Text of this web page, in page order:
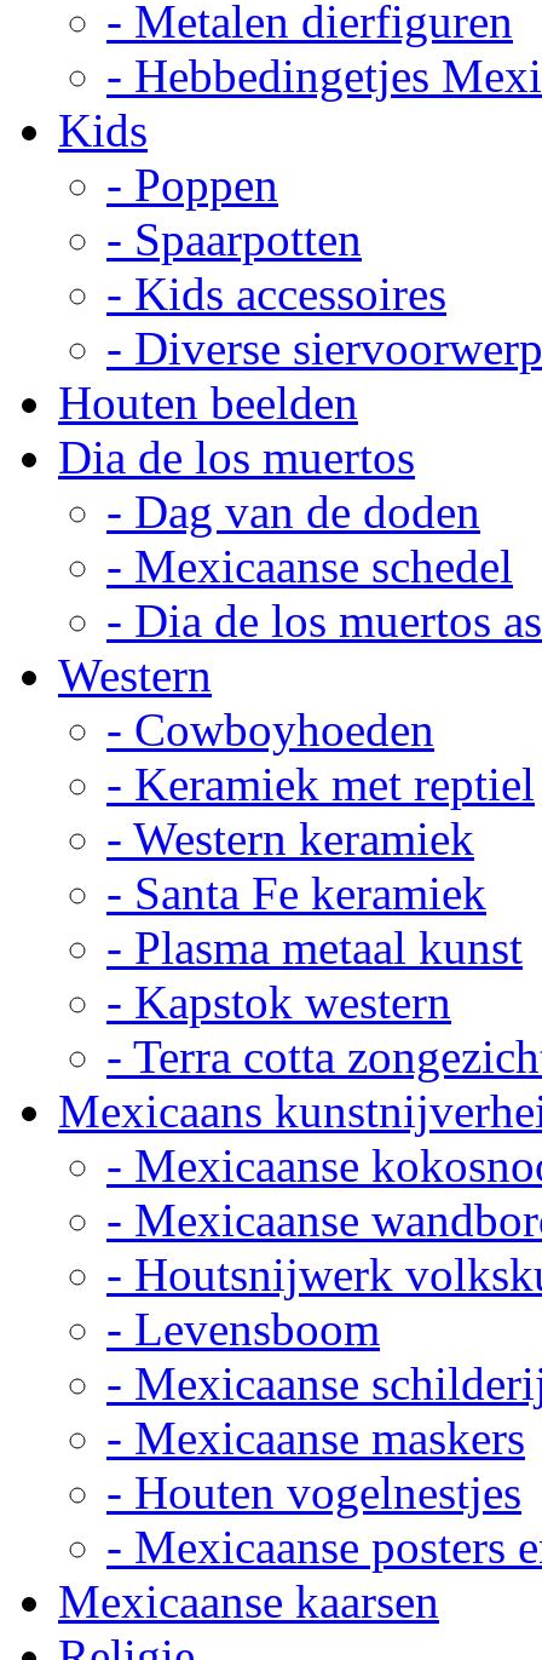
- Metalen dierfiguren
- Hebbedingetjes
Kids
- Poppen
- Spaarpotten
- Kids accessoires
- Diverse
Houten beelden
Dia de los muertos
- Dag van de doden
- Mexicaanse schedel
- Dia de los muertos
Western
- Cowboyhoeden
- Keramiek met reptiel
- Western keramiek
- Santa Fe keramiek
- Plasma metaal kunst
- Kapstok western
- Terra cotta
Mexicaans
- Mexicaanse
- Mexicaanse
- Houtsnijwerk
- Levensboom
- Mexicaanse
- Mexicaanse maskers
- Houten vogelnestjes
- Mexicaanse posters
Mexicaanse kaarsen